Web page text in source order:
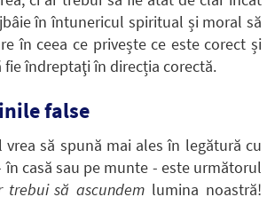
în întunericul spiritual și moral să
în ceea ce privește ce este corect și
fie îndreptaţi în direcția corectă.
false
vrea să spună mai ales în legătură cu
casă sau pe munte - este următorul
trebui să ascundem lumina noastră!